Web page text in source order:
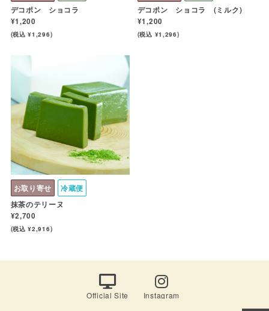
デコポン ショコラ
¥1,200
(税込 ¥1,296)
デコポン ショコラ (ミルク)
¥1,200
(税込 ¥1,296)
お取り寄せ
冷蔵便
抹茶のテリーヌ
¥2,700
(税込 ¥2,916)
Official Site Instagram